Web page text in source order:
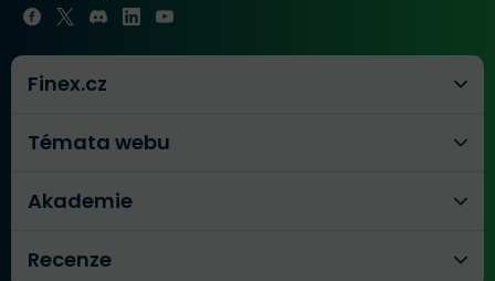
Finex.cz
Témata webu
Akademie
Recenze